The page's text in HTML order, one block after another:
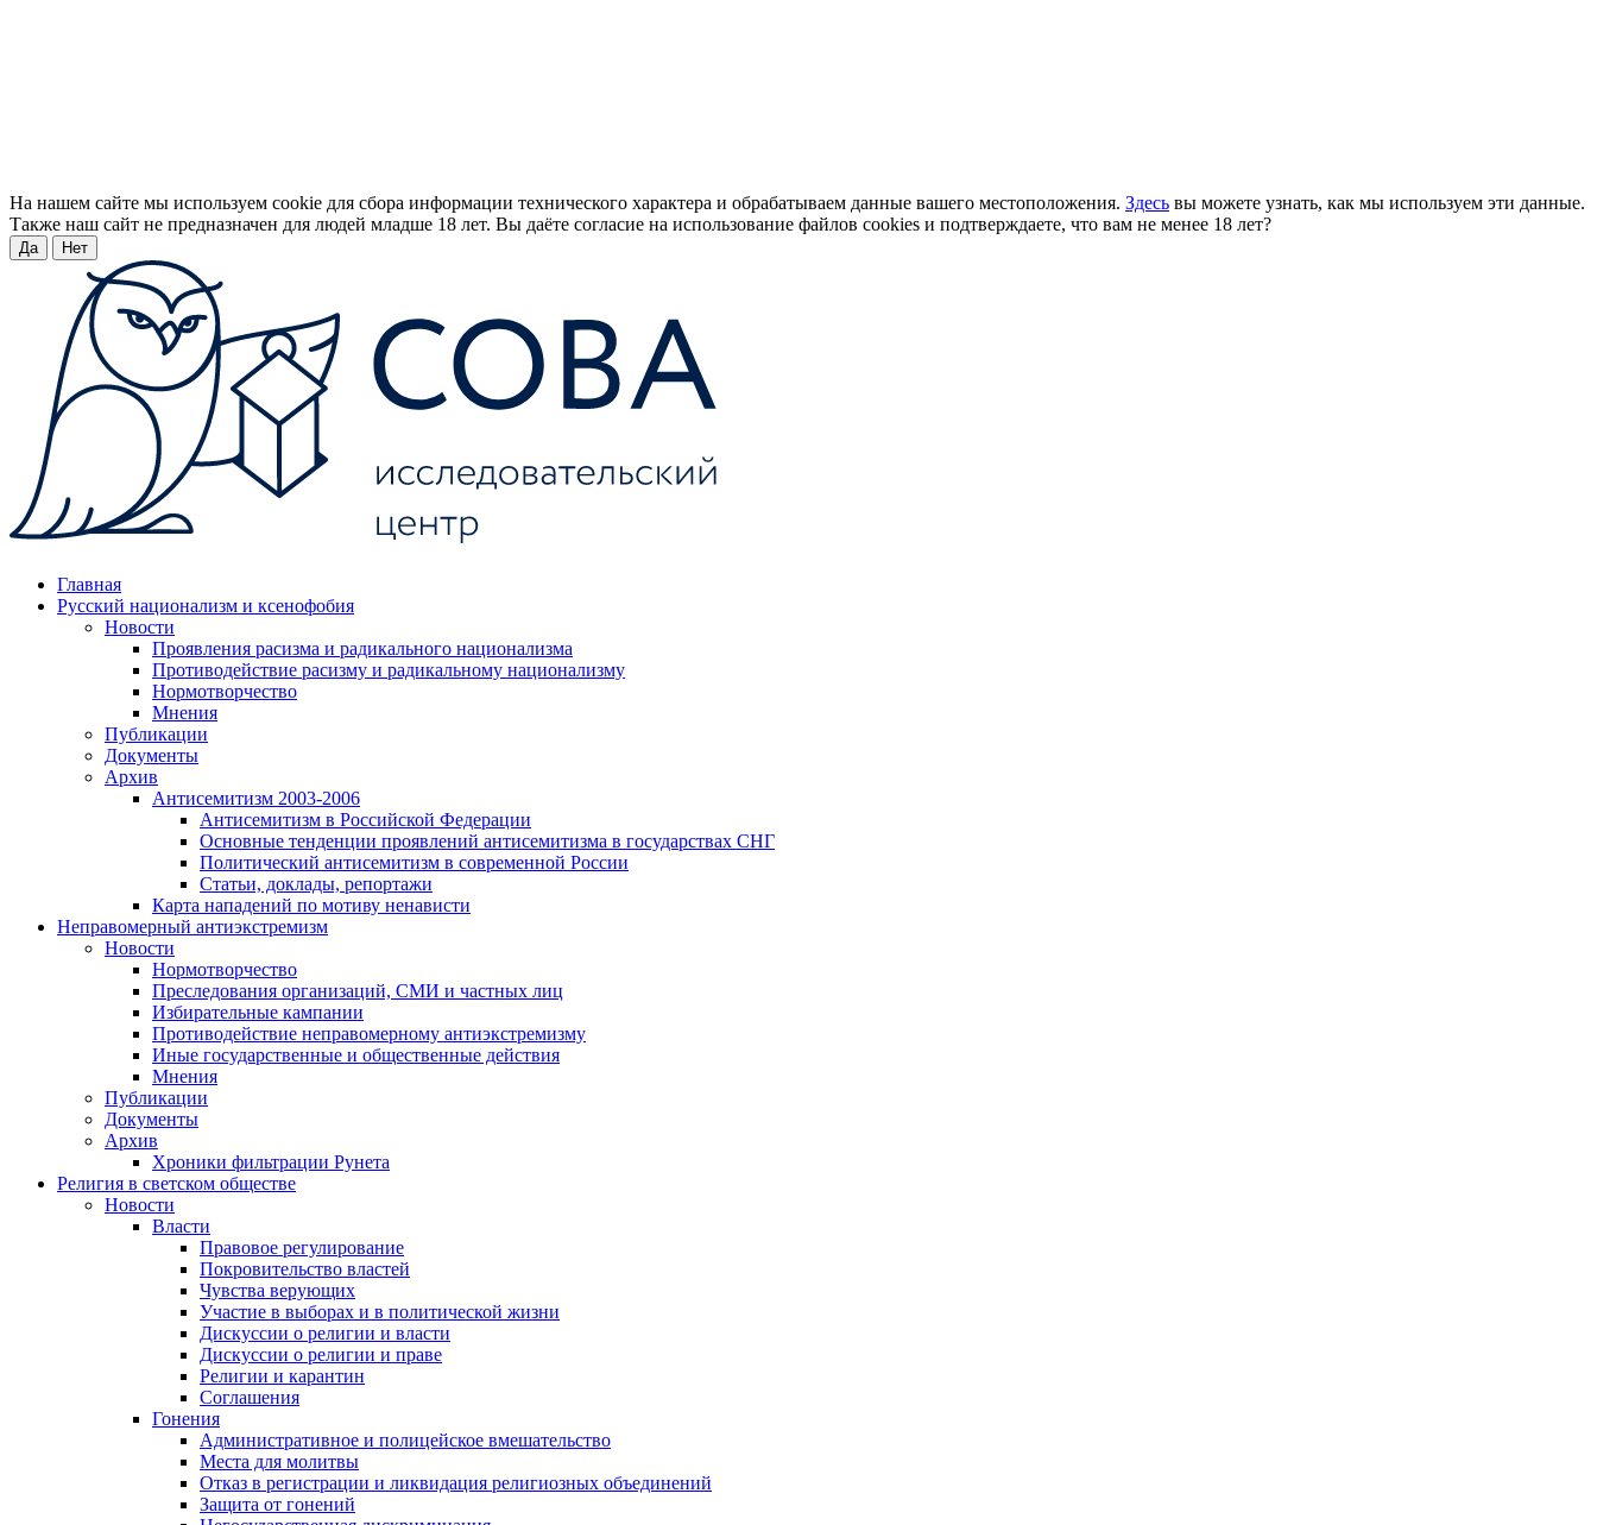
На нашем сайте мы используем cookie для сбора информации технического характера и обрабатываем данные вашего местоположения. Здесь вы можете узнать, как мы используем эти данные.
Также наш сайт не предназначен для людей младше 18 лет. Вы даёте согласие на использование файлов cookies и подтверждаете, что вам не менее 18 лет?
Да Нет
Главная
Русский национализм и ксенофобия
Новости
Проявления расизма и радикального национализма
Противодействие расизму и радикальному национализму
Нормотворчество
Мнения
Публикации
Документы
Архив
Антисемитизм 2003-2006
Антисемитизм в Российской Федерации
Основные тенденции проявлений антисемитизма в государствах СНГ
Политический антисемитизм в современной России
Статьи, доклады, репортажи
Карта нападений по мотиву ненависти
Неправомерный антиэкстремизм
Новости
Нормотворчество
Преследования организаций, СМИ и частных лиц
Избирательные кампании
Противодействие неправомерному антиэкстремизму
Иные государственные и общественные действия
Мнения
Публикации
Документы
Архив
Хроники фильтрации Рунета
Религия в светском обществе
Новости
Власти
Правовое регулирование
Покровительство властей
Чувства верующих
Участие в выборах и в политической жизни
Дискуссии о религии и власти
Дискуссии о религии и праве
Религии и карантин
Соглашения
Гонения
Административное и полицейское вмешательство
Места для молитвы
Отказ в регистрации и ликвидация религиозных объединений
Защита от гонений